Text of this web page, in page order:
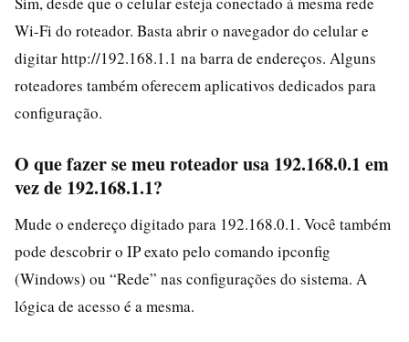
Wi-Fi do roteador. Basta abrir o navegador do celular e
digitar http://192.168.1.1 na barra de endereços. Alguns
roteadores também oferecem aplicativos dedicados para
configuração.
O que fazer se meu roteador usa 192.168.0.1 em
vez de 192.168.1.1?
Mude o endereço digitado para 192.168.0.1. Você também
pode descobrir o IP exato pelo comando ipconfig
(Windows) ou “Rede” nas configurações do sistema. A
lógica de acesso é a mesma.